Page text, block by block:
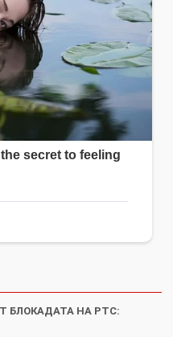
БЛОКАДАТА НА РТС: